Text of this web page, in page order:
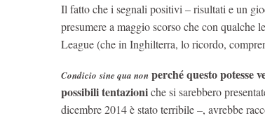
Il fatto che i segnali positivi – risultati e un
presumere a maggio scorso che con qualche
League (che in Inghilterra, lo ricordo,
Condicio sine qua non perché questo potesse
possibili tentazioniche si sarebbero
dicembre 2014 è stato terribile –, avrebbe